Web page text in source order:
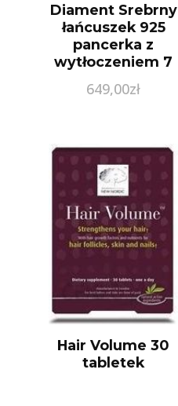
Diament Srebrny
łańcuszek 925
pancerka z
wytłoczeniem 7
DIALAN5517925
649,00zł
Hair Volume 30
tabletek